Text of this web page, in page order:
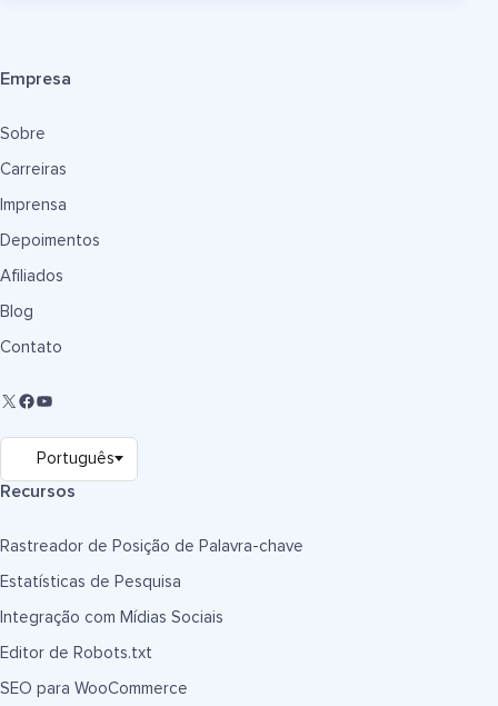
Empresa
Sobre
Carreiras
Imprensa
Depoimentos
Afiliados
Blog
Contato
Recursos
Rastreador de Posição de Palavra-chave
Estatísticas de Pesquisa
Integração com Mídias Sociais
Editor de Robots.txt
SEO para WooCommerce